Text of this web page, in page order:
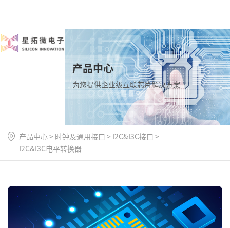
产品中心
为您提供企业级互联芯片解决方案
产品中心 > 时钟及通用接口 > I2C&I3C接口 >
I2C&I3C电平转换器